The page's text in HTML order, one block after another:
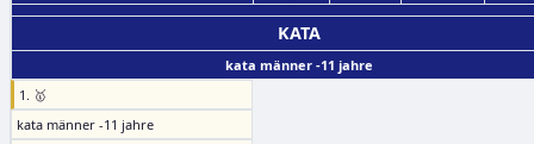
KATA
kata männer -11 jahre
1. 🥇
kata männer -11 jahre